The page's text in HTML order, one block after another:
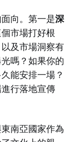
向。第一是深
市場打好根
及市場洞察有
嗎？如果你的
能安排一場？
行落地宣傳
南亞國家作為